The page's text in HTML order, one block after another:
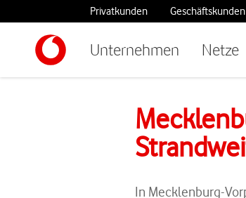
Unternehmen Netze
Privatkunden Geschäftskunden